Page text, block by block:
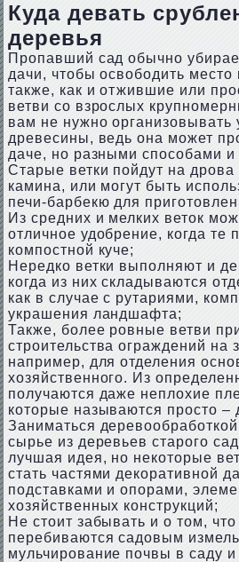
Куда девать
деревья
Пропавший сад обычно
дачи, чтобы освободить
также, как и отжившие или
ветви со взрослых
вам не нужно организовывать
древесины, ведь она может
даче, но разными способами и
Старые ветки пойдут на дрова
камина, или могут быть
печи-барбекю для
Из средних и мелких веток
отличное удобрение, когда те
компостной куче;
Нередко ветки выполняют и
когда из них складываются
как в случае с рутариями,
украшения ландшафта;
Также, более ровные ветви
строительства ограждений на
например, для отделения
хозяйственного. Из
получаются даже неплохие
которые называются просто –
Заниматься
сырье из деревьев старого
лучшая идея, но некоторые
стать частями декоративной
подставками и опорами,
хозяйственных конструкций;
Не стоит забывать и о том, что
перебиваются садовым
мульчирование почвы в саду и